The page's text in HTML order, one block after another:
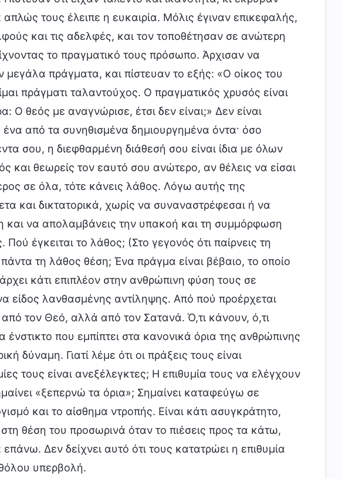
τους έλειπε η ευκαιρία. Μόλις έγιναν επικεφαλής,
και τις αδελφές, και τον τοποθέτησαν σε ανώτερη
το πραγματικό τους πρόσωπο. Άρχισαν να
πράγματα, και πίστευαν το εξής: «Ο οίκος του
πράγματι ταλαντούχος. Ο πραγματικός χρυσός είναι
Ο θεός με αναγνώρισε, έτσι δεν είναι;» Δεν είναι
ένα από τα συνηθισμένα δημιουργημένα όντα· όσο
σου, η διεφθαρμένη διάθεσή σου είναι ίδια με όλων
και θεωρείς τον εαυτό σου ανώτερο, αν θέλεις να είσαι
σε όλα, τότε κάνεις λάθος. Λόγω αυτής της
και δικτατορικά, χωρίς να συναναστρέφεσαι ή να
και να απολαμβάνεις την υπακοή και τη συμμόρφωση
έγκειται το λάθος; (Στο γεγονός ότι παίρνεις τη
πάντα τη λάθος θέση; Ένα πράγμα είναι βέβαιο, το οποίο
κάτι επιπλέον στην ανθρώπινη φύση τους σε
είδος λανθασμένης αντίληψης. Από πού προέρχεται
τον Θεό, αλλά από τον Σατανά. Ό,τι κάνουν, ό,τι
που εμπίπτει στα κανονικά όρια της ανθρώπινης
δύναμη. Γιατί λέμε ότι οι πράξεις τους είναι
τους είναι ανεξέλεγκτες; Η επιθυμία τους να ελέγχουν
«ξεπερνώ τα όρια»; Σημαίνει καταφεύγω σε
και το αίσθημα ντροπής. Είναι κάτι ασυγκράτητο,
θέση του προσωρινά όταν το πιέσεις προς τα κάτω,
Δεν δείχνει αυτό ότι τους κατατρώει η επιθυμία
υπερβολή.